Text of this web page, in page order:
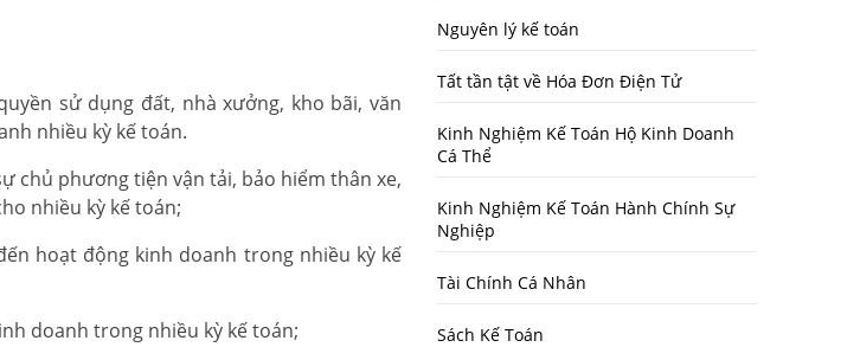
sử dụng đất, nhà xưởng, kho bãi, văn
nhiều kỳ kế toán.
chủ phương tiện vận tải, bảo hiểm thân xe,
nhiều kỳ kế toán;
hoạt động kinh doanh trong nhiều kỳ kế
doanh trong nhiều kỳ kế toán;
Nguyên lý kế toán
Tất tần tật về Hóa Đơn Điện Tử
Kinh Nghiệm Kế Toán Hộ Kinh Doanh
Cá Thể
Kinh Nghiệm Kế Toán Hành Chính Sự
Nghiệp
Tài Chính Cá Nhân
Sách Kế Toán